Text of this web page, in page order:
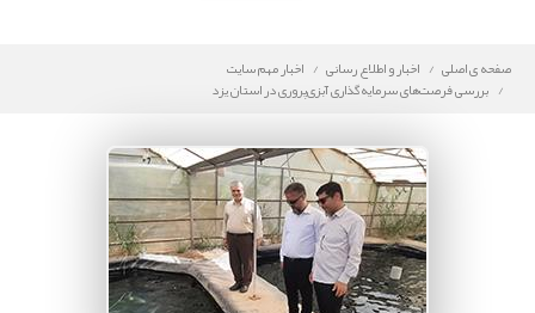
صفحه ی اصلی اخبار و اطلاع رسانی
اخبار مهم سایت
بررسی فرصت‌های سرمایه‌گذاری آبزی‌پروری در استان یزد